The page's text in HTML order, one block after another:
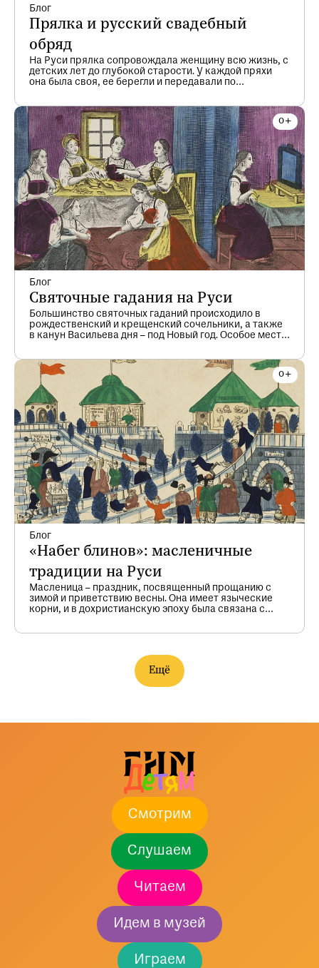
Блог
Прялка и русский свадебный
обряд
На Руси прялка сопровождала женщину всю жизнь, с
детских лет до глубокой старости. У каждой пряхи
она была своя, ее берегли и передавали по
Резные, инкрустированные, расписные, с
зеркальцами и без, – в каждом регионе была своя
форма прялки, свой декор.
Блог
Святочные гадания на Руси
Большинство святочных гаданий происходило в
рождественский и крещенский сочельники, а также
в канун Васильева дня – под Новый год. Особое место
святочным «страшным» вечерам с 1 по 5 января,
когда заканчивался старый год и начинался новый.
Считалось, что в это время гадающие имели
возможность вступить в непосредственный контакт с
потусторонним миром. Девушка могла увидеть лицо
жениха, которым оборачивалась нечистая сила.
Особенно опасными были гадания, связанные с
высматриванием суженого в зеркале или водной
глади.
Блог
«Набег блинов»: масленичные
традиции на Руси
Масленица – праздник, посвященный прощанию с
зимой и приветствию весны. Она имеет языческие
корни, и в дохристианскую эпоху была связана с
принятия христианства даты празднеств стали
поста и переходящей даты Пасхи.
Ещё
Смотрим
Слушаем
Читаем
Идем в музей
Играем